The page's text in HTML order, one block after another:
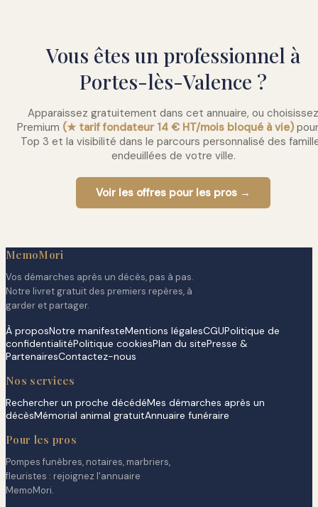
Vous êtes un professionnel à
Portes-lès-Valence ?
Apparaissez gratuitement dans cet annuaire, ou choisissez
Premium (★ tarif fondateur 14 € HT/mois bloqué à vie)
Top 3 et la visibilité dans le parcours personnalisé des
endeuillées de votre ville.
Voir les offres pour les pros →
MemoMori
Vos démarches après un décès, pas à pas.
Notre livret gratuit des premiers repères, à
garder et partager.
À proposNotre manifesteMentions légalesCGUPolitique de
confidentialitéPolitique cookiesPlan du sitePresse &
PartenairesContactez-nous
Nos services
Rechercher un proche décédéMes démarches après un
décèsMémorial animal gratuitAnnuaire funéraire
Pour les pros
Pompes funèbres, notaires, marbriers,
fleuristes : rejoignez l'annuaire
MemoMori.